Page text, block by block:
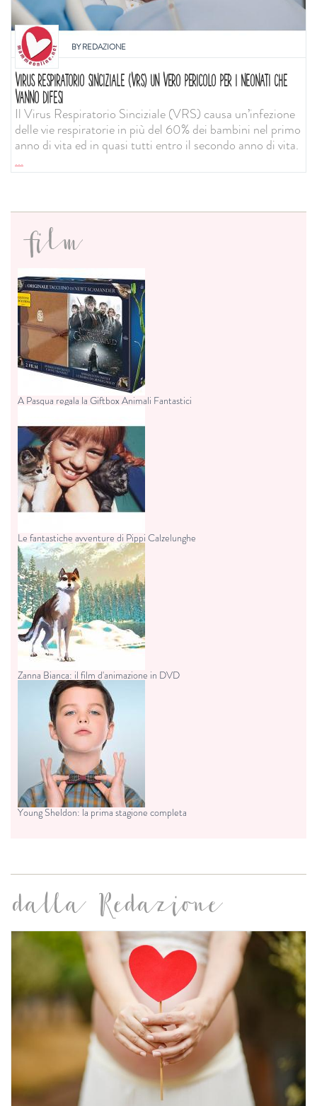
BYREDAZIONE
VIRUS RESPIRATORIO SINCIZIALE (VRS) UN VERO PERICOLO PER I NEONATI CHE
VANNO DIFESI
Il Virus Respiratorio Sinciziale (VRS) causa un’infezione
delle vie respiratorie in più del 60% dei bambini nel primo
anno di vita ed in quasi tutti entro il secondo anno di vita.
...
film
A Pasqua regala la Giftbox Animali Fantastici
Le fantastiche avventure di Pippi Calzelunghe
Zanna Bianca: il film d'animazione in DVD
Young Sheldon: la prima stagione completa
dalla Redazione